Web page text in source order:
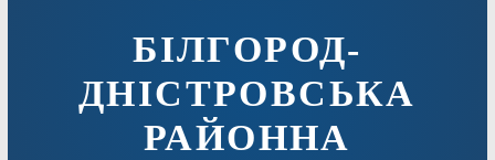
БІЛГОРОД-
ДНІСТРОВСЬКА
РАЙОННА